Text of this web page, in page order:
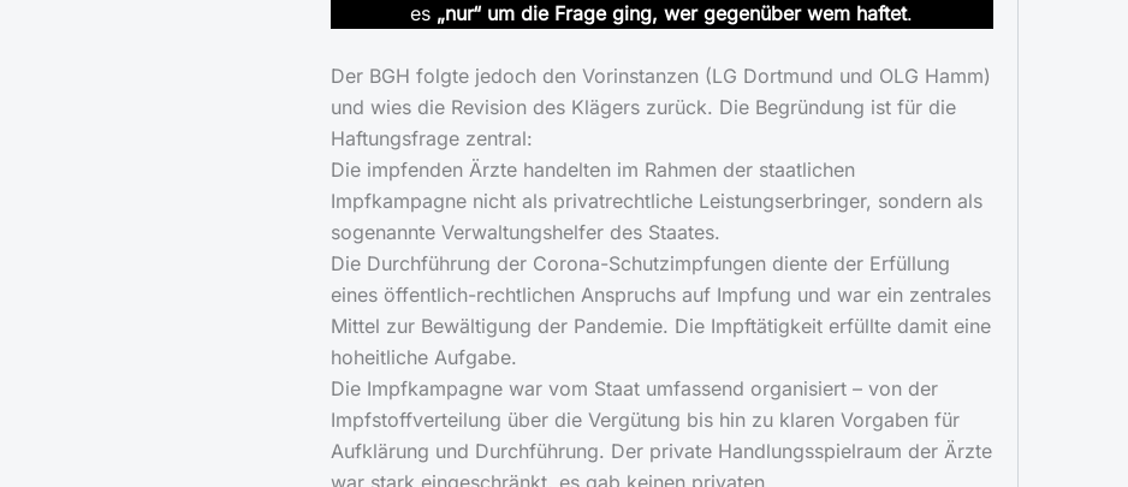
es „nur“ um die Frage ging, wer gegenüber wem haftet.
Der BGH folgte jedoch den Vorinstanzen (LG Dortmund und OLG Hamm)
und wies die Revision des Klägers zurück. Die Begründung ist für die
Haftungsfrage zentral:
Die impfenden Ärzte handelten im Rahmen der staatlichen
Impfkampagne nicht als privatrechtliche Leistungserbringer, sondern als
sogenannte Verwaltungshelfer des Staates.
Die Durchführung der Corona-Schutzimpfungen diente der Erfüllung
eines öffentlich-rechtlichen Anspruchs auf Impfung und war ein zentrales
Mittel zur Bewältigung der Pandemie. Die Impftätigkeit erfüllte damit eine
hoheitliche Aufgabe.
Die Impfkampagne war vom Staat umfassend organisiert – von der
Impfstoffverteilung über die Vergütung bis hin zu klaren Vorgaben für
Aufklärung und Durchführung. Der private Handlungsspielraum der Ärzte
war stark eingeschränkt, es gab keinen privaten